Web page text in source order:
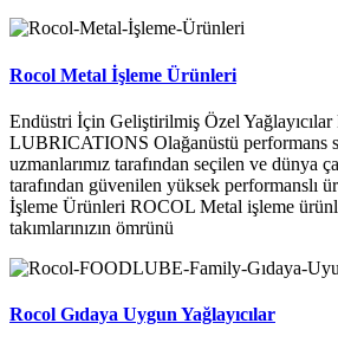
Rocol Metal İşleme Ürünleri
Endüstri İçin Geliştirilmiş Özel
LUBRICATIONS Olağanüstü performans
uzmanlarımız tarafından seçilen ve dünya
tarafından güvenilen yüksek performanslı
İşleme Ürünleri ROCOL Metal işleme
takımlarınızın ömrünü
Rocol Gıdaya Uygun Yağlayıcılar